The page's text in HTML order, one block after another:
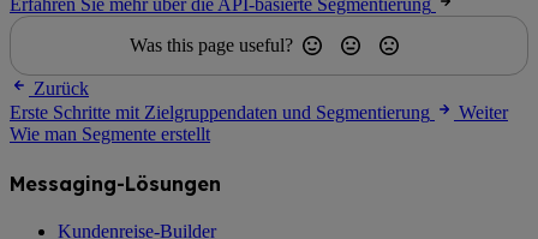
Erfahren Sie mehr über die API-basierte Segmentierung
Was this page useful?
Zurück
Erste Schritte mit Zielgruppendaten und Segmentierung
Weiter
Wie man Segmente erstellt
Messaging-Lösungen
Kundenreise-Builder